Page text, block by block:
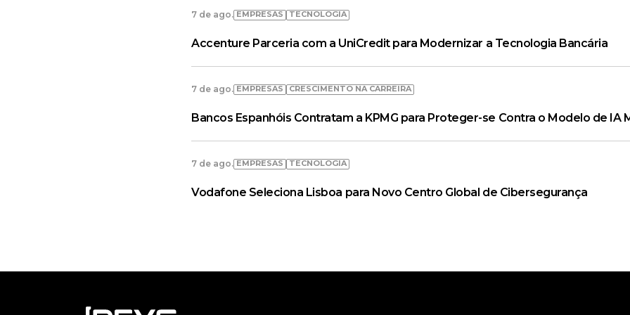
7 de ago. EMPRESAS TECNOLOGIA
Accenture Parceria com a UniCredit para Modernizar a Tecnologia Bancária
7 de ago. EMPRESAS CRESCIMENTO NA CARREIRA
Bancos Espanhóis Contratam a KPMG para Proteger-se Contra o Modelo de IA
7 de ago. EMPRESAS TECNOLOGIA
Vodafone Seleciona Lisboa para Novo Centro Global de Cibersegurança